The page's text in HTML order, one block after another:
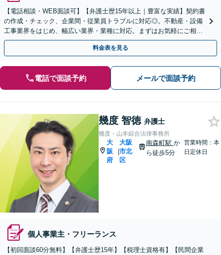
【電話相談・WEB面談可】【弁護士歴15年以上｜豊富な実績】契約書
の作成・チェック、企業間・従業員トラブルに対応◎。不動産・設備
工事業界をはじめ、幅広い業界・業種に対応。まずはお気軽にご相談
ください【顧問契約月2.2万円～】
料金表を見る
電話で面談予約 メールで面談予約
幾度 智徳 弁護士
幾度・山本綜合法律事務所
大
阪
府
|
大阪
市北
区
南森町駅 か
ら徒歩5分
営業時間：本
日定休日
個人事業主・フリーランス
【初回面談60分無料】【弁護士歴15年】【税理士資格有】【民間企業